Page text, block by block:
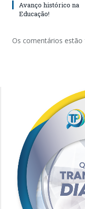
Avanço histórico na
Educação!
Os comentários estão